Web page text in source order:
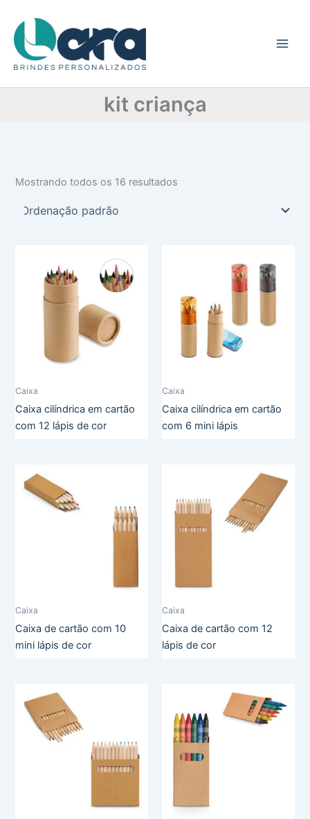
para
conteúdo
kit criança
t
e
r
Mostrando todos os 16 resultados
Caixa
Caixa cilíndrica em cartão
com 12 lápis de cor
Caixa
Caixa cilíndrica em cartão
com 6 mini lápis
Caixa
Caixa de cartão com 10
mini lápis de cor
Caixa
Caixa de cartão com 12
lápis de cor